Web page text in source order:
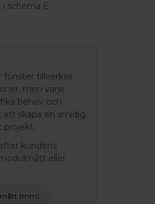
schema E
fönster tillverkas
men varje
behov och
skapa en smidig
projekt.
kundens
eller
(mm)